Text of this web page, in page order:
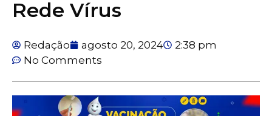
Rede Vírus
Redação agosto 20, 2024
2:38 pm
No Comments